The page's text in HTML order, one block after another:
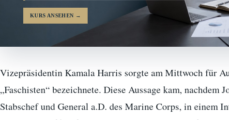
KURS ANSEHEN →
Vizepräsidentin Kamala Harris sorgte am Mittwoch für
„Faschisten“ bezeichnete. Diese Aussage kam, nachdem
Stabschef und General a.D. des Marine Corps, in einem